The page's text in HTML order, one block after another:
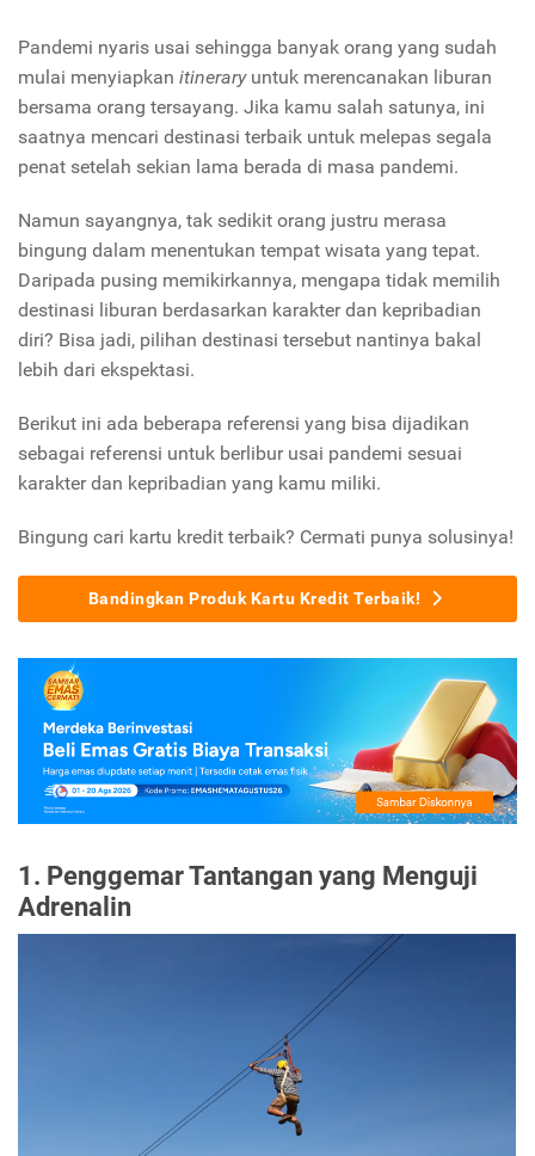
Pandemi nyaris usai sehingga banyak orang yang sudah
mulai menyiapkan itineraryuntuk merencanakan liburan
bersama orang tersayang. Jika kamu salah satunya, ini
saatnya mencari destinasi terbaik untuk melepas segala
penat setelah sekian lama berada di masa pandemi.
Namun sayangnya, tak sedikit orang justru merasa
bingung dalam menentukan tempat wisata yang tepat.
Daripada pusing memikirkannya, mengapa tidak memilih
destinasi liburan berdasarkan karakter dan kepribadian
diri? Bisa jadi, pilihan destinasi tersebut nantinya bakal
lebih dari ekspektasi.
Berikut ini ada beberapa referensi yang bisa dijadikan
sebagai referensi untuk berlibur usai pandemi sesuai
karakter dan kepribadian yang kamu miliki.
Bingung cari kartu kredit terbaik? Cermati punya solusinya!
Bandingkan Produk Kartu Kredit Terbaik!
1. Penggemar Tantangan yang Menguji
Adrenalin